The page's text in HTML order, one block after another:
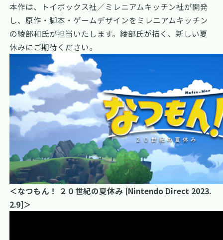
本作は、トイボックス社／ミレニアムキッチン社が開発
し、原作・脚本・ゲームデザインをミレニアムキッチン
の綾部和氏が担当いたします。綾部氏が描く、新しい夏
休みにご期待ください。
＜なつもん！ ２０世紀の夏休み [Nintendo Direct 2023.
2.9]＞